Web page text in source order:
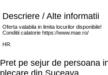
Descriere / Alte informatii
Oferta valabila in limita locurilor disponibile!
Conditii calatorie https://www.mae.ro/
HR.
Pret pe sejur de persoana
plecare din Suceava